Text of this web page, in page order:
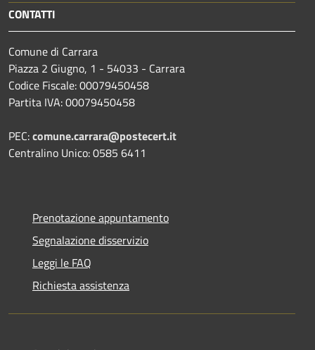
CONTATTI
Comune di Carrara
Piazza 2 Giugno, 1 - 54033 - Carrara
Codice Fiscale: 00079450458
Partita IVA: 00079450458
PEC:comune.carrara@postecert.it
Centralino Unico: 0585 6411
Prenotazione appuntamento
Segnalazione disservizio
Leggi le FAQ
Richiesta assistenza